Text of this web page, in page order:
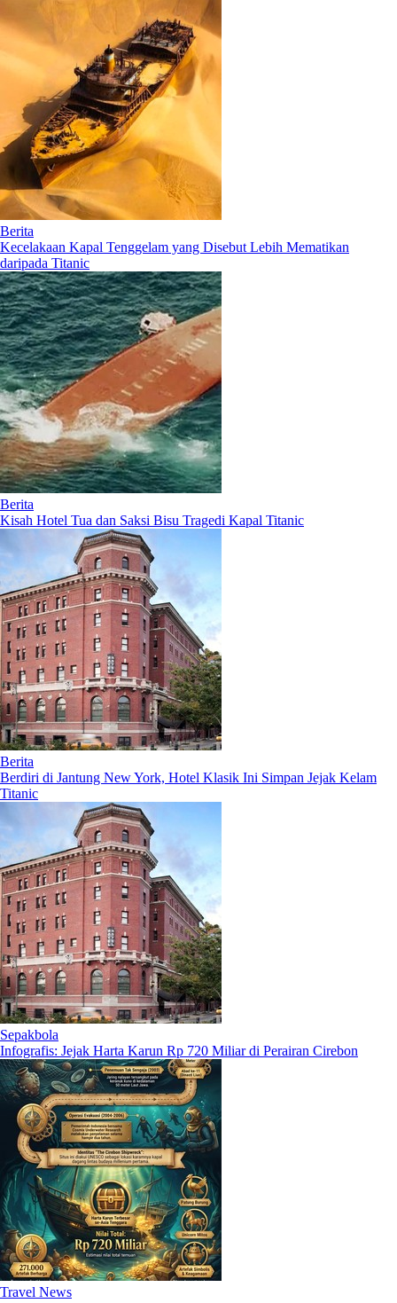
Berita
Kecelakaan Kapal Tenggelam yang Disebut Lebih Mematikan
daripada Titanic
Berita
Kisah Hotel Tua dan Saksi Bisu Tragedi Kapal Titanic
Berita
Berdiri di Jantung New York, Hotel Klasik Ini Simpan Jejak Kelam
Titanic
Sepakbola
Infografis: Jejak Harta Karun Rp 720 Miliar di Perairan Cirebon
Travel News